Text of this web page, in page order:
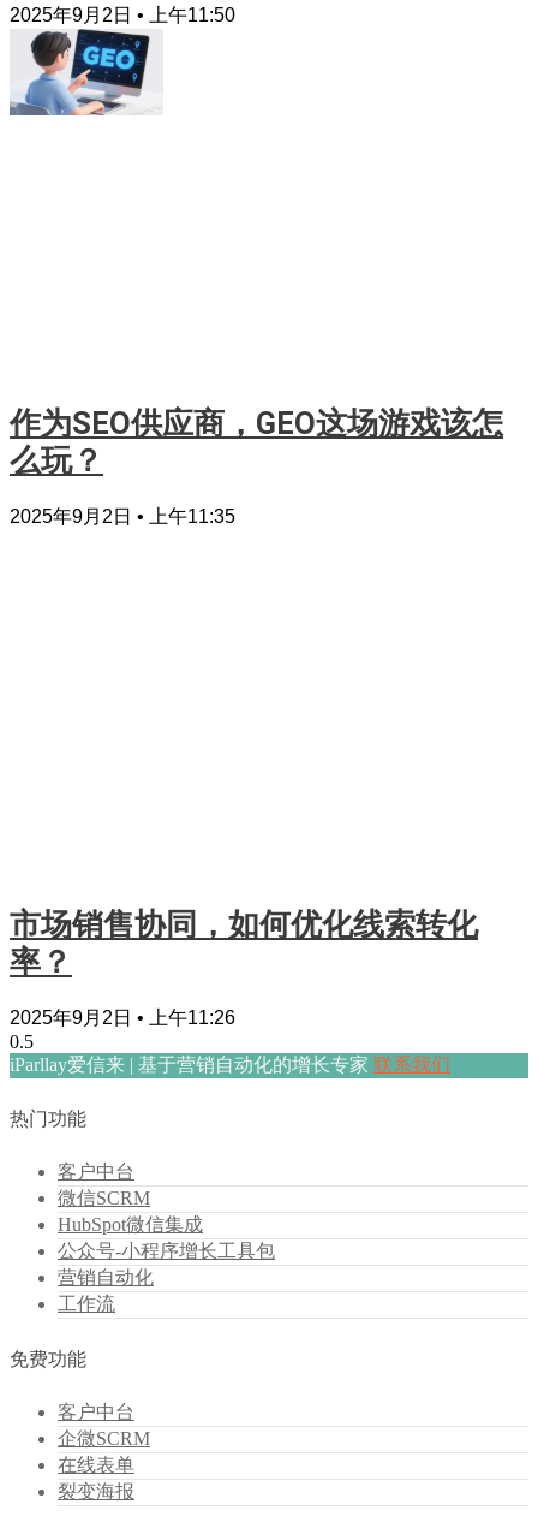
2025年9月2日 上午11:50
作为SEO供应商，GEO这场游戏该怎
么玩？
2025年9月2日 上午11:35
市场销售协同，如何优化线索转化
率？
2025年9月2日 上午11:26
iParllay爱信来 | 基于营销自动化的增长专家 联系我们
热门功能
客户中台
微信SCRM
HubSpot微信集成
公众号-小程序增长工具包
营销自动化
工作流
免费功能
客户中台
企微SCRM
在线表单
裂变海报